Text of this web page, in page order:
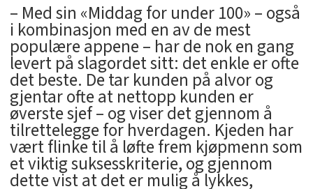
– Med sin «Middag for under 100» – også
i kombinasjon med en av de mest
populære appene – har de nok en gang
levert på slagordet sitt: det enkle er ofte
det beste. De tar kunden på alvor og
gjentar ofte at nettopp kunden er
øverste sjef – og viser det gjennom å
tilrettelegge for hverdagen. Kjeden har
vært flinke til å løfte frem kjøpmenn som
et viktig suksesskriterie, og gjennom
dette vist at det er mulig å lykkes,